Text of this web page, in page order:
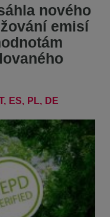
nového
emisí
ES PL DE